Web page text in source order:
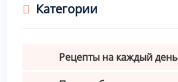
Категории
Рецепты на каждый день